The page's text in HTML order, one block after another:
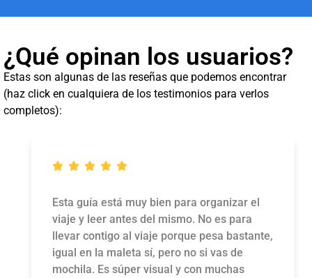
¿Qué opinan los usuarios?
Estas son algunas de las reseñas que podemos encontrar
(haz click en cualquiera de los testimonios para verlos
completos):
Esta guía está muy bien para organizar el
viaje y leer antes del mismo. No es para
llevar contigo al viaje porque pesa bastante,
igual en la maleta sí, pero no si vas de
mochila. Es súper visual y con muchas